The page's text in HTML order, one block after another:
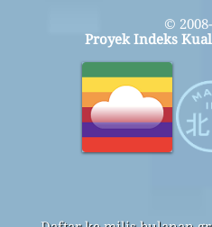
©
Proyek Indeks